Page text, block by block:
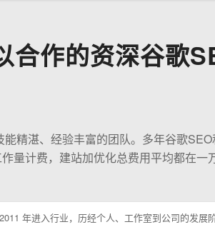
合作的资深谷歌
精湛、经验丰富的团队。多年谷歌
量计费，建站加优化总费用平均都在
年进入行业，历经个人、工作室到公司的发